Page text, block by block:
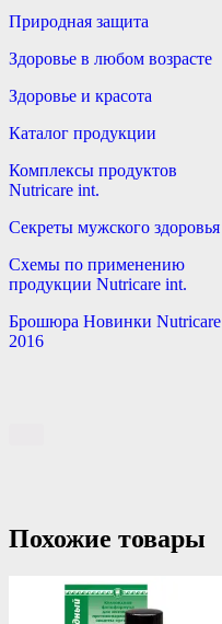
Природная защита
Здоровье в любом возрасте
Здоровье и красота
Каталог продукции
Комплексы продуктов
Nutricare int.
Секреты мужского здоровья
Схемы по применению
продукции Nutricare int.
Брошюра Новинки Nutricare
2016
Похожие товары